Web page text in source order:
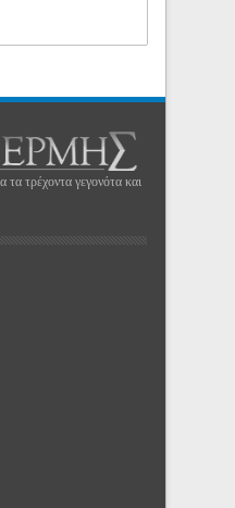
τρέχοντα γεγονότα και